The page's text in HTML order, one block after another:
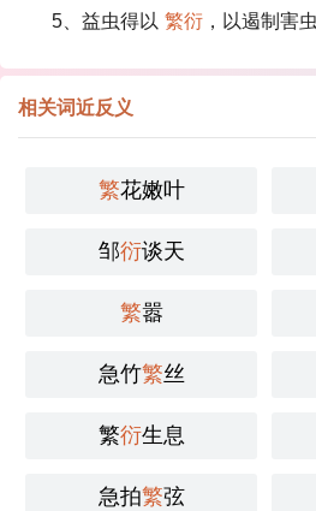
5、益虫得以 繁衍 ，以遏制害
相关词近反义
繁花嫩叶
邹衍谈天
繁嚣
急竹繁丝
繁衍生息
急拍繁弦